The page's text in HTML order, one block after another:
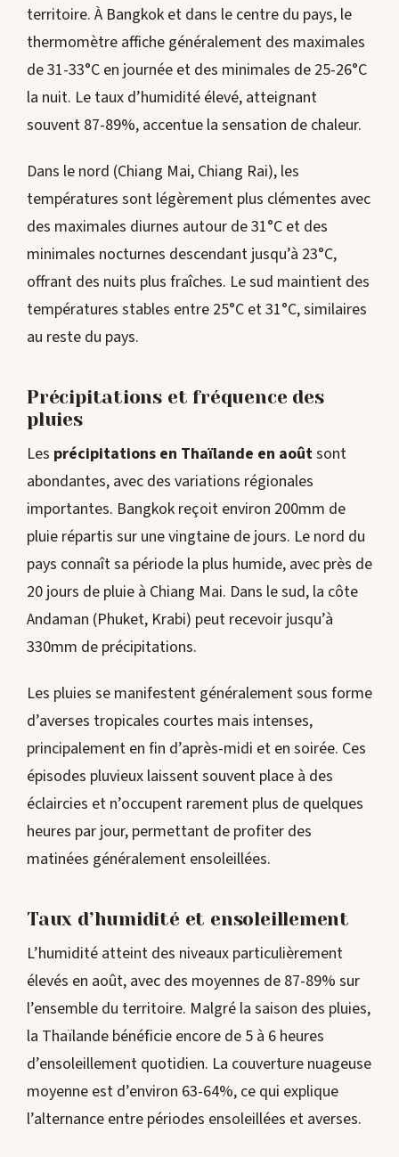
territoire. À Bangkok et dans le centre du pays, le
thermomètre affiche généralement des maximales
de 31-33°C en journée et des minimales de 25-26°C
la nuit. Le taux d’humidité élevé, atteignant
souvent 87-89%, accentue la sensation de chaleur.
Dans le nord (Chiang Mai, Chiang Rai), les
températures sont légèrement plus clémentes avec
des maximales diurnes autour de 31°C et des
minimales nocturnes descendant jusqu’à 23°C,
offrant des nuits plus fraîches. Le sud maintient des
températures stables entre 25°C et 31°C, similaires
au reste du pays.
Précipitations et fréquence des
pluies
Les précipitations en Thaïlande en aoûtsont
abondantes, avec des variations régionales
importantes. Bangkok reçoit environ 200mm de
pluie répartis sur une vingtaine de jours. Le nord du
pays connaît sa période la plus humide, avec près de
20 jours de pluie à Chiang Mai. Dans le sud, la côte
Andaman (Phuket, Krabi) peut recevoir jusqu’à
330mm de précipitations.
Les pluies se manifestent généralement sous forme
d’averses tropicales courtes mais intenses,
principalement en fin d’après-midi et en soirée. Ces
épisodes pluvieux laissent souvent place à des
éclaircies et n’occupent rarement plus de quelques
heures par jour, permettant de profiter des
matinées généralement ensoleillées.
Taux d’humidité et ensoleillement
L’humidité atteint des niveaux particulièrement
élevés en août, avec des moyennes de 87-89% sur
l’ensemble du territoire. Malgré la saison des pluies,
la Thaïlande bénéficie encore de 5 à 6 heures
d’ensoleillement quotidien. La couverture nuageuse
moyenne est d’environ 63-64%, ce qui explique
l’alternance entre périodes ensoleillées et averses.